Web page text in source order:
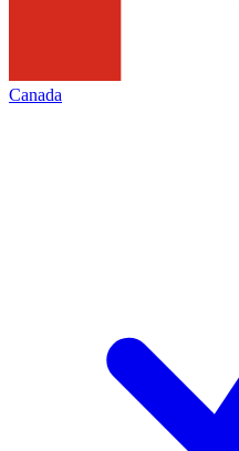
Canada